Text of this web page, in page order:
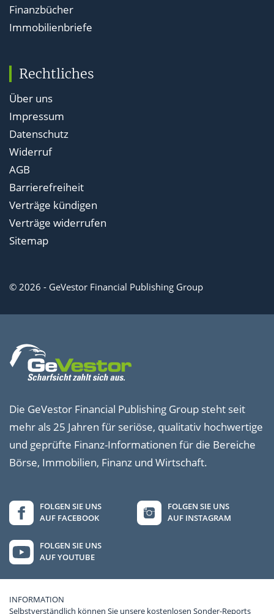
Finanzbücher
Immobilienbriefe
Rechtliches
Über uns
Impressum
Datenschutz
Widerruf
AGB
Barrierefreiheit
Verträge kündigen
Verträge widerrufen
Sitemap
© 2026 - GeVestor Financial Publishing Group
Die GeVestor Financial Publishing Group steht seit
mehr als 25 Jahren für seriöse, qualitativ hochwertige
und geprüfte Finanz-Informationen für die Bereiche
Börse, Immobilien, Finanz und Wirtschaft.
FOLGEN SIE UNS
AUF FACEBOOK
FOLGEN SIE UNS
AUF INSTAGRAM
FOLGEN SIE UNS
AUF YOUTUBE
INFORMATION
Selbstverständlich können Sie unsere kostenlosen Sonder-Reports